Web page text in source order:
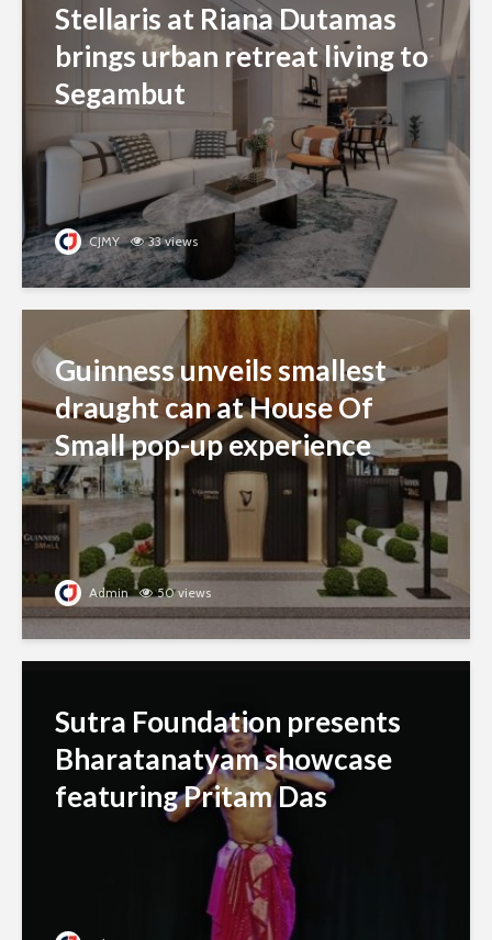
Stellaris at Riana Dutamas
brings urban retreat living to
Segambut
CJMY 33 views
Guinness unveils smallest
draught can at House Of
Small pop-up experience
Admin 50 views
Sutra Foundation presents
Bharatanatyam showcase
featuring Pritam Das